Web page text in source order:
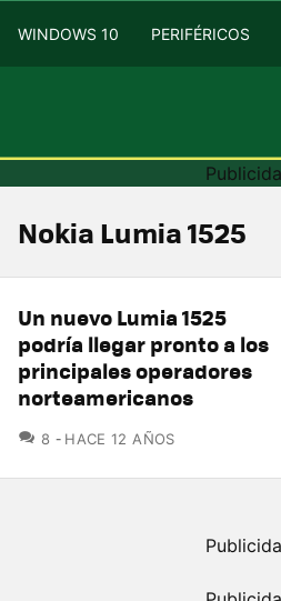
WINDOWS 10 PERIFÉRICOS
Nokia Lumia 1525
Un nuevo Lumia 1525
podría llegar pronto a los
principales operadores
norteamericanos
8 COMENTARIOS
HACE 12 AÑOS